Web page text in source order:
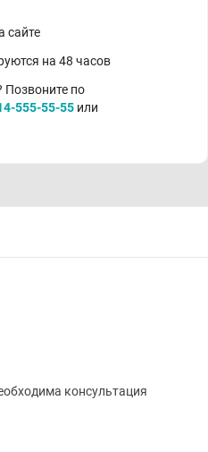
сайте
на 48 часов
Позвоните по
555-55-55 или
консультация